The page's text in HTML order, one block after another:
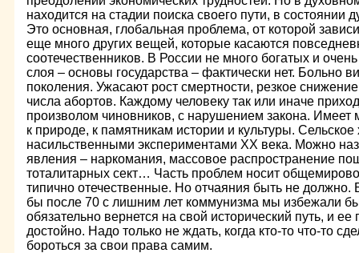
находится на стадии поиска своего пути, в состоянии
Это основная, глобальная проблема, от которой
еще много других вещей, которые касаются
соотечественников. В России не много богатых и
слоя – основы государства – фактически нет. Больно
поколения. Ужасают рост смертности, резкое
числа абортов. Каждому человеку так или иначе
произволом чиновников, с нарушением закона. Имеет
к природе, к памятникам истории и культуры.
насильственными экспериментами ХХ века. Можно
явления – наркомания, массовое распространение
тоталитарных сект… Часть проблем носит
типично отечественные. Но отчаяния быть не должно.
бы после 70 с лишним лет коммунизма мы избежали
обязательно вернется на свой исторический путь, и ее
достойно. Надо только не ждать, когда кто-то что-то
бороться за свои права самим.